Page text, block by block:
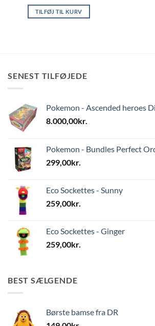
TILFØJ TIL KURV
SENEST TILFØJEDE
Pokemon - Ascended heroes
8.000,00kr.
Pokemon - Bundles Perfect
299,00kr.
Eco Sockettes - Sunny
259,00kr.
Eco Sockettes - Ginger
259,00kr.
BEST SÆLGENDE
Børste bamse fra DR